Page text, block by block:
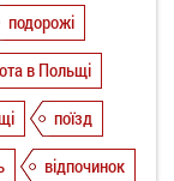
подорожі
в Польщі
поїзд
відпочинок